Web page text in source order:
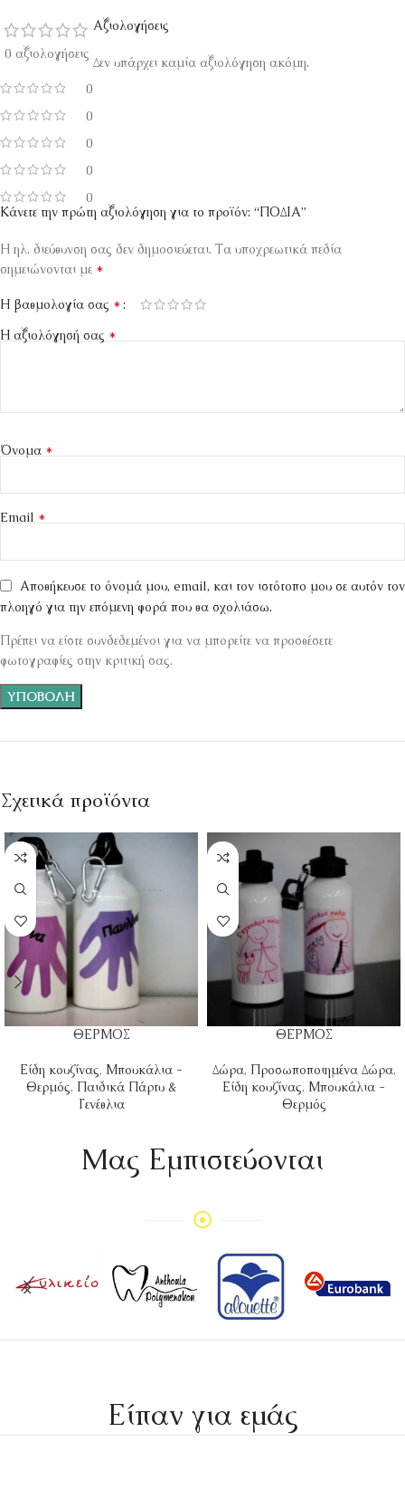
0 αξιολογήσεις
0
0
0
0
0
Αξιολογήσεις
Δεν υπάρχει καμία αξιολόγηση ακόμη.
Κάνετε την πρώτη αξιολόγηση για το προϊόν: “ΠΟΔΙΑ”
Η ηλ. διεύθυνση σας δεν δημοσιεύεται. Τα υποχρεωτικά πεδία
σημειώνονται με *
Η βαθμολογία σας *
Η αξιολόγησή σας *
Όνομα *
Email *
Αποθήκευσε το όνομά μου, email, και τον ιστότοπο μου σε αυτόν τον
πλοηγό για την επόμενη φορά που θα σχολιάσω.
Πρέπει να είστε συνδεδεμένοι για να μπορείτε να προσθέσετε
φωτογραφίες στην κριτική σας.
Σχετικά προϊόντα
ΘΕΡΜΟΣ
Είδη κουζίνας, Μπουκάλια -
Θερμός, Παιδικά Πάρτυ &
Γενέθλια
ΘΕΡΜΟΣ
Δώρα, Προσωποποιημένα Δώρα,
Είδη κουζίνας, Μπουκάλια -
Θερμός
Mας Εμπιστεύονται
Είπαν για εμάς